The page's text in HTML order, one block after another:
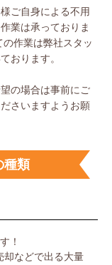
ご自身による不用
業は承っておりま
作業は弊社スタッ
おります。
の場合は事前にご
さいますようお願
種類
！
却などで出る大量